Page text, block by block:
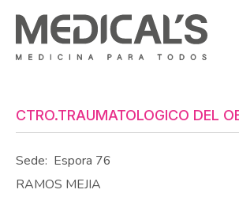
CTRO.TRAUMATOLOGICO DEL
Sede: Espora 76
RAMOS MEJIA